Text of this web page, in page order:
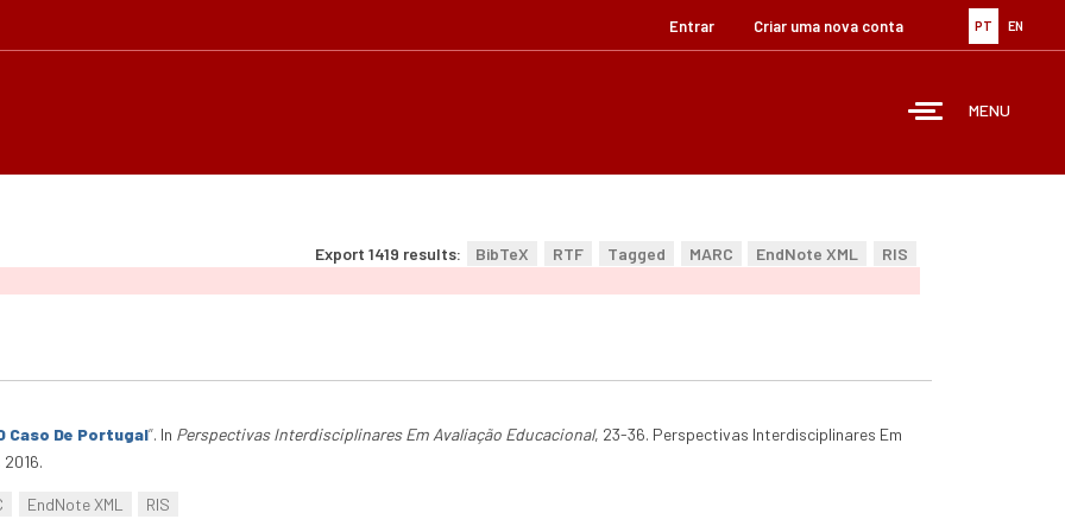
PT EN
Entrar Criar uma nova conta
MENU
Export 1419 results: BibTeX RTF Tagged MARC EndNote XML RIS
Caso De Portugal”. In Perspectivas Interdisciplinares Em Avaliação Educacional, 23-36. Perspectivas Interdisciplinares Em
EndNote XML RIS